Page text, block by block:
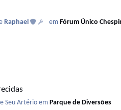
Raphael em Fórum Único
Seu Artério em Parque de Diversões